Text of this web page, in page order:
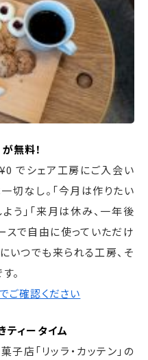
無料！
でシェア工房にご入会い
切なし。「今月は作りたい
う」「来月は休み、一年後
スで自由に使っていただけ
いつでも来られる工房、そ
。
ご確認ください
ィータイム
店「リッラ・カッテン」の